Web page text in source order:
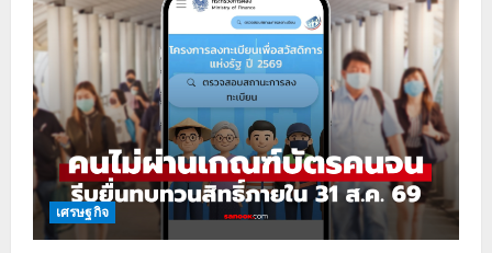
เศรษฐกิจ